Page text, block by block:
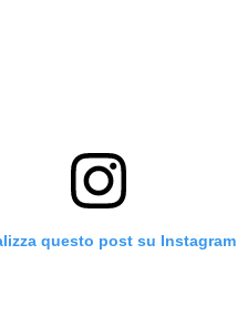
questo post su Instagram